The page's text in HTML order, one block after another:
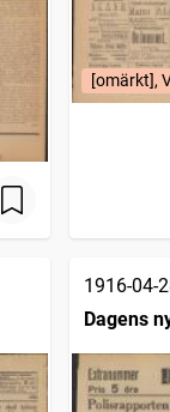
[omärkt],
1916-04-
Dagens